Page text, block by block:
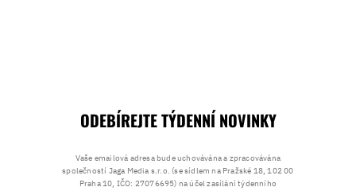
ODEBÍREJTE TÝDENNÍ NOVINKY
Vaše emailová adresa bude uchovávána a zpracovávána
společností Jaga Media s.r.o. (se sídlem na Pražské 18, 102 00
Praha 10, IČO: 27076695) na účel zasílání týdenního